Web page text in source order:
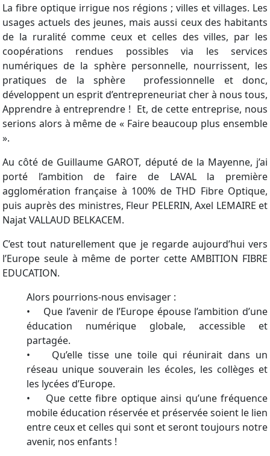
La fibre optique irrigue nos régions ; villes et villages. Les
usages actuels des jeunes, mais aussi ceux des habitants
de la ruralité comme ceux et celles des villes, par les
coopérations rendues possibles via les services
numériques de la sphère personnelle, nourrissent, les
pratiques de la sphère professionnelle et donc,
développent un esprit d’entrepreneuriat cher à nous tous,
Apprendre à entreprendre ! Et, de cette entreprise, nous
serions alors à même de « Faire beaucoup plus ensemble
».
Au côté de Guillaume GAROT, député de la Mayenne, j’ai
porté l’ambition de faire de LAVAL la première
agglomération française à 100% de THD Fibre Optique,
puis auprès des ministres, Fleur PELERIN, Axel LEMAIRE et
Najat VALLAUD BELKACEM.
C’est tout naturellement que je regarde aujourd’hui vers
l’Europe seule à même de porter cette AMBITION FIBRE
EDUCATION.
Alors pourrions-nous envisager :
• Que l’avenir de l’Europe épouse l’ambition d’une
éducation numérique globale, accessible et
partagée.
• Qu’elle tisse une toile qui réunirait dans un
réseau unique souverain les écoles, les collèges et
les lycées d’Europe.
• Que cette fibre optique ainsi qu’une fréquence
mobile éducation réservée et préservée soient le lien
entre ceux et celles qui sont et seront toujours notre
avenir, nos enfants !